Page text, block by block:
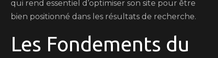
qui rend essentiel d’optimiser son site pour être
bien positionné dans les résultats de recherche.
Les Fondements du